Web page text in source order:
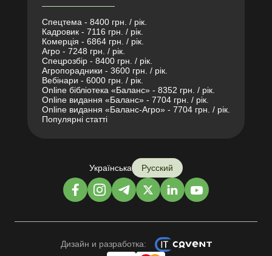
Спецтема - 8400 грн. / рік.
Кадровик - 7116 грн. / рік.
Комерція - 6864 грн. / рік.
Агро - 7248 грн. / рік.
Спецрозбір - 8400 грн. / рік.
Агропорадники - 3600 грн. / рік.
Вебінари - 6000 грн. / рік.
Online бібліотека «Баланс» - 8352 грн. / рік.
Online видання «Баланс» - 7704 грн. / рік.
Online видання «Баланс-Агро» - 7704 грн. / рік.
Популярні статті
Українська Русский
Дизайн и разработка: